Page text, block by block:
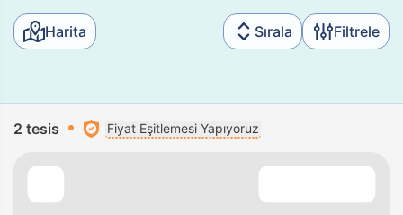
Harita Sırala Filtrele
2 tesis Fiyat Eşitlemesi Yapıyoruz